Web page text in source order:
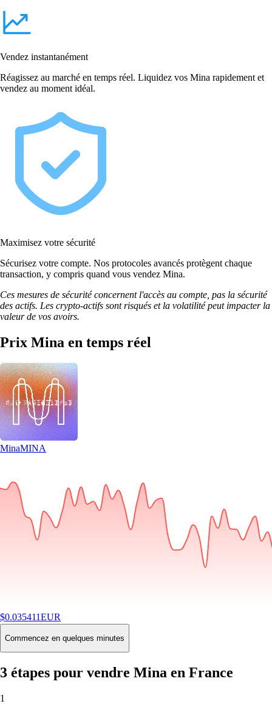
Vendez instantanément
Réagissez au marché en temps réel. Liquidez vos Mina rapidement et
vendez au moment idéal.
Maximisez votre sécurité
Sécurisez votre compte. Nos protocoles avancés protègent chaque
transaction, y compris quand vous vendez Mina.
Ces mesures de sécurité concernent l'accès au compte, pas la sécurité
des actifs. Les crypto-actifs sont risqués et la volatilité peut impacter la
valeur de vos avoirs.
Prix Mina en temps réel
MinaMINA
$0.035411EUR
-0.56%24H
Buy
Commencez en quelques minutes
3 étapes pour vendre Mina en France
1